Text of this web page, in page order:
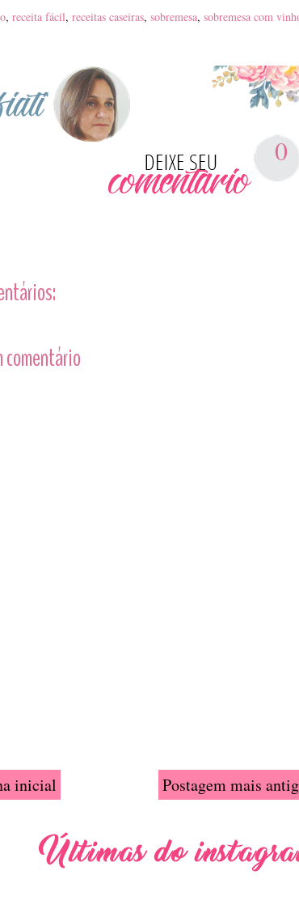
, receita fácil, receitas caseiras, sobremesa, sobremesa com
0
Postagem mais
inicial